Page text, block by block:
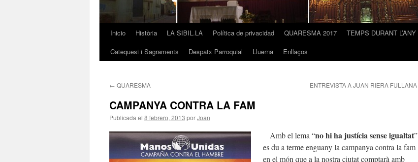
Inicio Història LA SIBIL.LA Política de privacidad QUARESMA 2017 TEMPS DURANT L’ANY
Catequesi i Sagraments
Despatx Parroquial Lluerna Enllaços
← QUARESMA ENTREVISTA A JUAN RIERA FULLANA
CAMPANYA CONTRA LA FAM
Publicada el 8 febrero, 2013 porJoan
Amb el lema “no hi ha justícia sense igualtat”
es du a terme enguany la campanya contra la fam
en el món que a la nostra ciutat comptarà amb